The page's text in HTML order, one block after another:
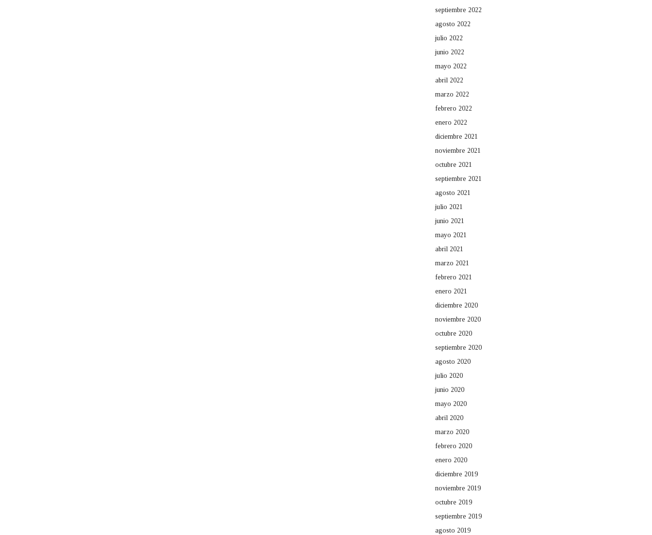
septiembre 2022
agosto 2022
julio 2022
junio 2022
mayo 2022
abril 2022
marzo 2022
febrero 2022
enero 2022
diciembre 2021
noviembre 2021
octubre 2021
septiembre 2021
agosto 2021
julio 2021
junio 2021
mayo 2021
abril 2021
marzo 2021
febrero 2021
enero 2021
diciembre 2020
noviembre 2020
octubre 2020
septiembre 2020
agosto 2020
julio 2020
junio 2020
mayo 2020
abril 2020
marzo 2020
febrero 2020
enero 2020
diciembre 2019
noviembre 2019
octubre 2019
septiembre 2019
agosto 2019